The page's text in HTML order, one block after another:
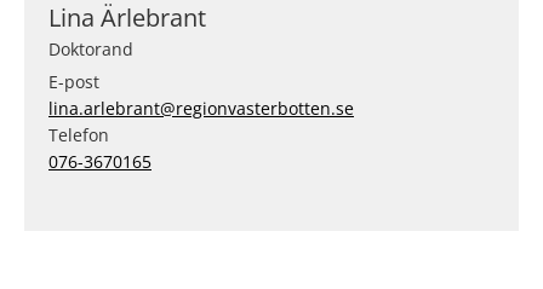
Lina Ärlebrant
Doktorand
E-post
lina.arlebrant@regionvasterbotten.se
Telefon
076-3670165